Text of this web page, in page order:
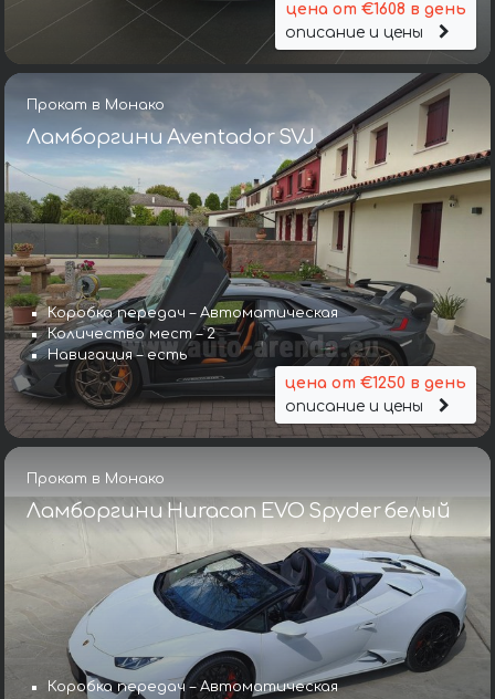
цена от €1608 в день
описание и цены
Прокат в Монако
Ламборгини Aventador SVJ
Коробка передач – Автоматическая
Количество мест – 2
Навигация – есть
цена от €1250 в день
описание и цены
Прокат в Монако
Ламборгини Huracan EVO Spyder белый
Коробка передач – Автоматическая